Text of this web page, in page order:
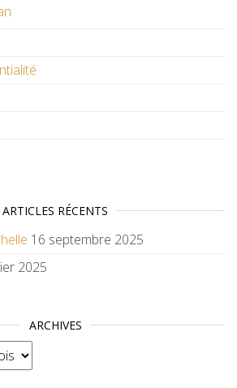
ARTICLES RÉCENTS
16 septembre 2025
2025
ARCHIVES